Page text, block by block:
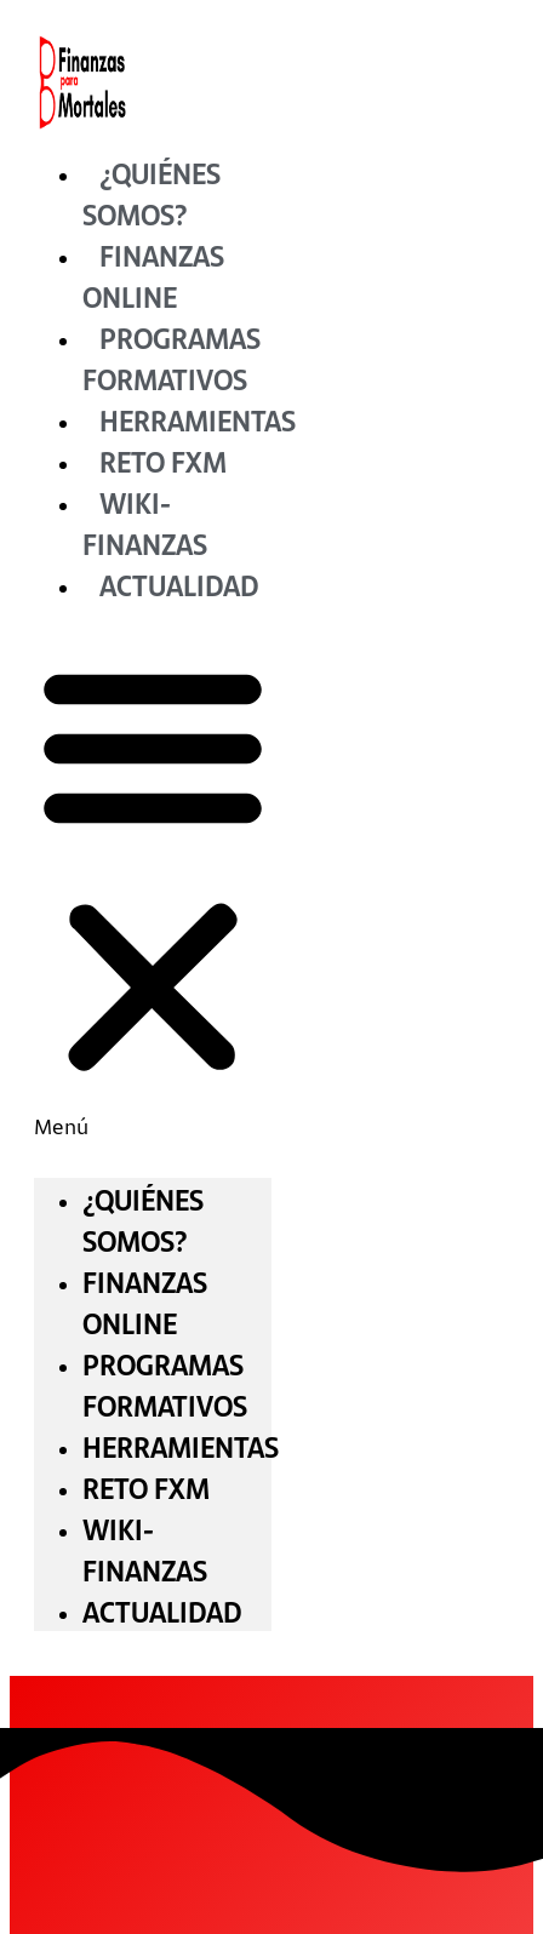
contenido
¿QUIÉNES
SOMOS?
FINANZAS
ONLINE
PROGRAMAS
FORMATIVOS
HERRAMIENTAS
RETO FXM
WIKI-
FINANZAS
ACTUALIDAD
Menú
¿QUIÉNES
SOMOS?
FINANZAS
ONLINE
PROGRAMAS
FORMATIVOS
HERRAMIENTAS
RETO FXM
WIKI-
FINANZAS
ACTUALIDAD